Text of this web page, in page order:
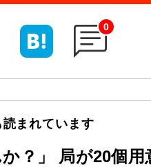
0
まれています
？」 局が20個